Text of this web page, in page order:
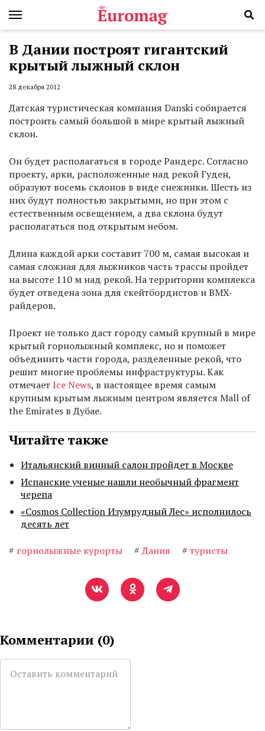
В Дании построят гигантский
крытый лыжный склон
28 декабря 2012
Датская туристическая компания Danski собирается
построить самый большой в мире крытый лыжный
склон.
Он будет располагаться в городе Рандерс. Согласно
проекту, арки, расположенные над рекой Гуден,
образуют восемь склонов в виде снежинки. Шесть из
них будут полностью закрытыми, но при этом с
естественным освещением, а два склона будут
располагаться под открытым небом.
Длина каждой арки составит 700 м, самая высокая и
самая сложная для лыжников часть трассы пройдет
на высоте 110 м над рекой. На территории комплекса
будет отведена зона для скейтбордистов и BMX-
райдеров.
Проект не только даст городу самый крупный в мире
крытый горнолыжный комплекс, но и поможет
объединить части города, разделенные рекой, что
решит многие проблемы инфраструктуры. Как
отмечает Ice News, в настоящее время самым
крупным крытым лыжным центром является Mall of
the Emirates в Дубае.
Читайте также
Итальянский винный салон пройдет в Москве
Испанские ученые нашли необычный фрагмент
черепа
«Cosmos Collection Изумрудный Лес» исполнилось
десять лет
# горнолыжные курорты # Дания # туристы
Комментарии (0)